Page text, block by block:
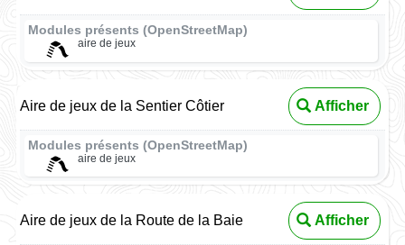
Modules présents (OpenStreetMap)
aire de jeux
Aire de jeux de la Sentier Côtier Afficher
Modules présents (OpenStreetMap)
aire de jeux
Aire de jeux de la Route de la Baie Afficher